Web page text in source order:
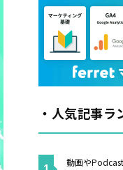
・人気記事ラ
動画や